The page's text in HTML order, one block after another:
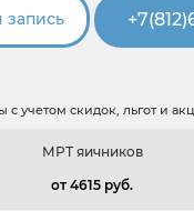
с учетом скидок, льгот и
МРТ яичников
от 4615 pуб.